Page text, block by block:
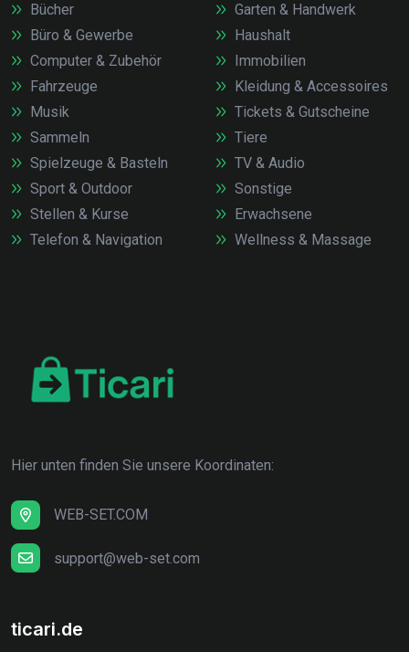
Bücher
Büro & Gewerbe
Computer & Zubehör
Fahrzeuge
Garten & Handwerk
Haushalt
Immobilien
Kleidung & Accessoires
Musik
Sammeln
Spielzeuge & Basteln
Sport & Outdoor
Stellen & Kurse
Telefon & Navigation
Tickets & Gutscheine
Tiere
TV & Audio
Sonstige
Erwachsene
Wellness & Massage
Hier unten finden Sie unsere Koordinaten:
WEB-SET.COM
support@web-set.com
ticari.de